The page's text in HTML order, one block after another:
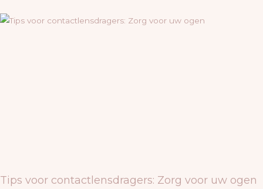
Tips voor contactlensdragers: Zorg voor uw ogen